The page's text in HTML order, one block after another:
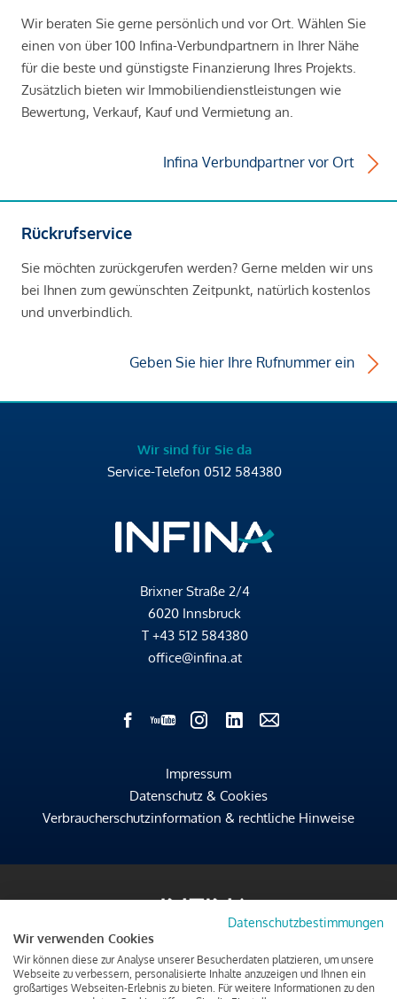
Wir beraten Sie gerne persönlich und vor Ort. Wählen Sie
einen von über 100 Infina-Verbundpartnern in Ihrer Nähe
für die beste und günstigste Finanzierung Ihres Projekts.
Zusätzlich bieten wir Immobiliendienstleistungen wie
Bewertung, Verkauf, Kauf und Vermietung an.
Infina Verbundpartner vor Ort
Rückrufservice
Sie möchten zurückgerufen werden? Gerne melden wir uns
bei Ihnen zum gewünschten Zeitpunkt, natürlich kostenlos
und unverbindlich.
Geben Sie hier Ihre Rufnummer ein
Wir sind für Sie da
Service-Telefon 0512 584380
Brixner Straße 2/4
6020 Innsbruck
T +43 512 584380
office@infina.at
Impressum
Datenschutz & Cookies
Verbraucherschutzinformation & rechtliche Hinweise
Datenschutzbestimmungen
Wir verwenden Cookies
Wir können diese zur Analyse unserer Besucherdaten platzieren, um unsere
Webseite zu verbessern, personalisierte Inhalte anzuzeigen und Ihnen ein
großartiges Webseiten-Erlebnis zu bieten. Für weitere Informationen zu den